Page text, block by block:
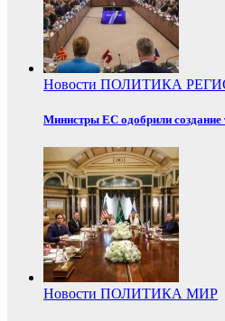
Новости ПОЛИТИКА
Министры ЕС одобрили создание
Новости ПОЛИТИКА МИР